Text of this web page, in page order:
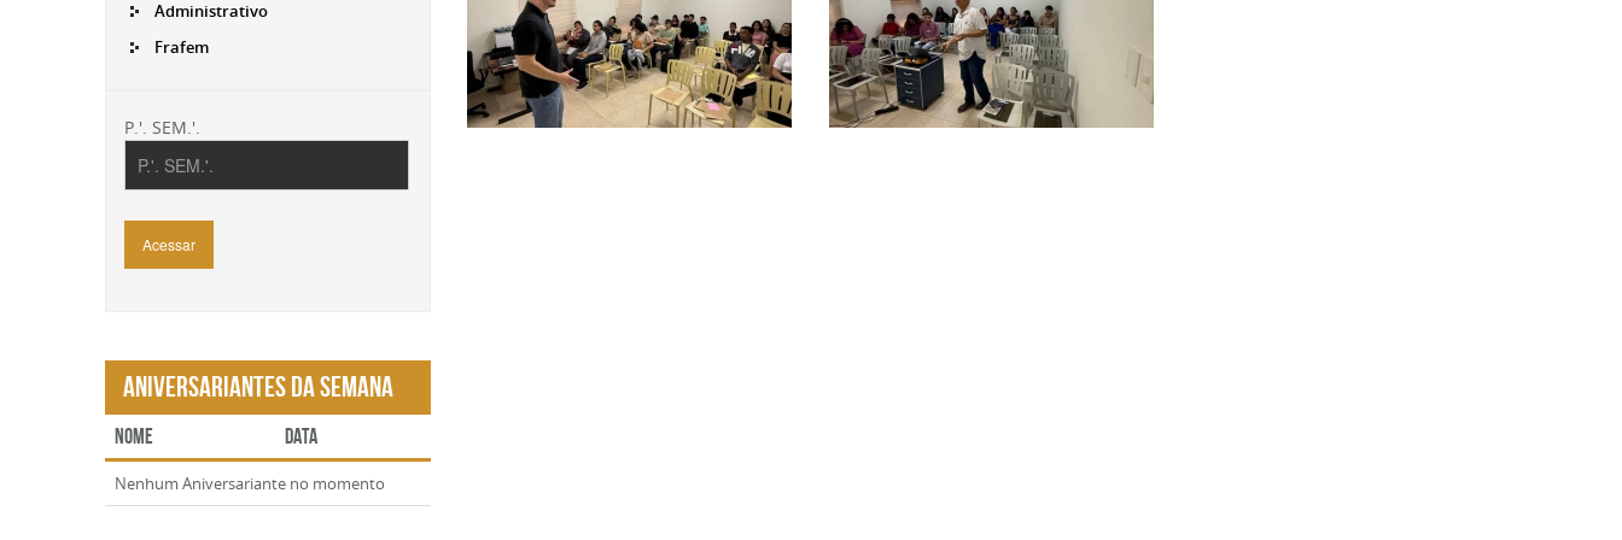
Administrativo
Frafem
P.'. SEM.'.
Acessar
Aniversariantes da Semana
Nome Data
Nenhum Aniversariante no momento